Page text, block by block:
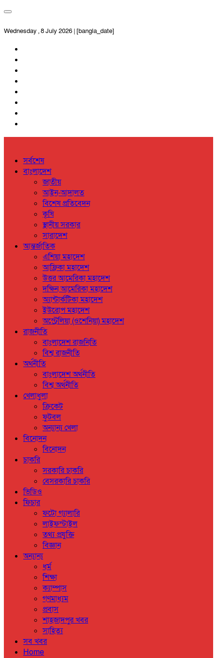
Wednesday , 8 July 2026 | [bangla_date]
সর্বশেষ
বাংলাদেশ
জাতীয়
আইন-আদালত
বিশেষ প্রতিবেদন
কৃষি
স্থানীয় সরকার
সারাদেশ
আন্তর্জাতিক
এশিয়া মহাদেশ
আফ্রিকা মহাদেশ
উত্তর আমেরিকা মহাদেশ
দক্ষিন আমেরিকা মহাদেশ
অ্যান্টার্কটিকা মহাদেশ
ইউরোপ মহাদেশ
অস্ট্রেলিয়া (ওশেনিয়া) মহাদেশ
রাজনীতি
বাংলাদেশ রাজনিতি
বিশ্ব রাজনীতি
অর্থনীতি
বাংলাদেশ অর্থনীতি
বিশ্ব অর্থনীতি
খেলাধুলা
ক্রিকেট
ফুটবল
অন্যান্য খেলা
বিনোদন
বিনোদন
চাকরি
সরকারি চাকরি
বেসরকারি চাকরি
ভিডিও
ফিচার
ফটো গ্যালারি
লাইফস্টাইল
তথ্য প্রযুক্তি
বিজ্ঞান
অন্যান্য
ধর্ম
শিক্ষা
ক্যাম্পাস
গণমাধ্যম
প্রবাস
শাহজাদপুর খবর
সাহিত্য
সব খবর
Home